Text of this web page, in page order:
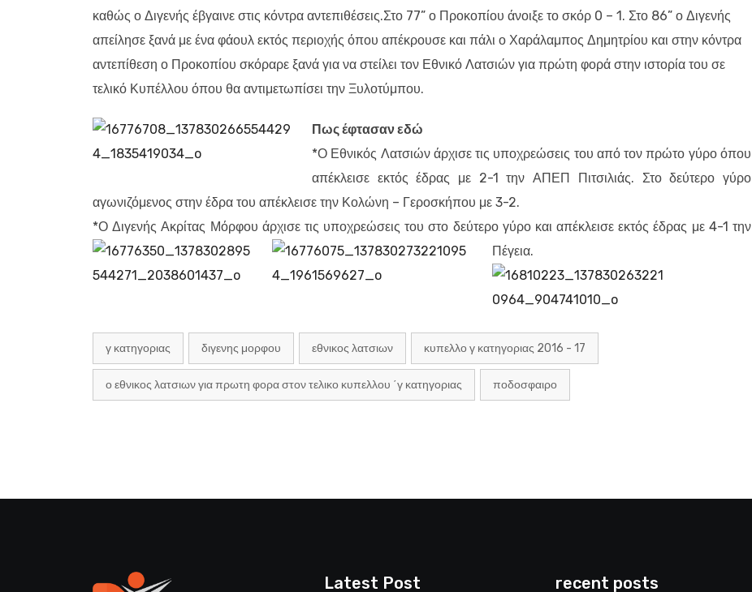
καθώς ο Διγενής έβγαινε στις κόντρα αντεπιθέσεις.Στο 77” ο Προκοπίου άνοιξε το σκόρ 0 – 1. Στο 86” ο Διγενής
απείλησε ξανά με ένα φάουλ εκτός περιοχής όπου απέκρουσε και πάλι ο Χαράλαμπος Δημητρίου και στην κόντρα
αντεπίθεση ο Προκοπίου σκόραρε ξανά για να στείλει τον Εθνικό Λατσιών για πρώτη φορά στην ιστορία του σε
τελικό Κυπέλλου όπου θα αντιμετωπίσει την Ξυλοτύμπου.
Πως έφτασαν εδώ
*Ο Εθνικός Λατσιών άρχισε τις υποχρεώσεις του από τον πρώτο γύρο όπου
απέκλεισε εκτός έδρας με 2-1 την ΑΠΕΠ Πιτσιλιάς. Στο δεύτερο γύρο
αγωνιζόμενος στην έδρα του απέκλεισε την Κολώνη – Γεροσκήπου με 3-2.
*Ο Διγενής Ακρίτας Μόρφου άρχισε τις υποχρεώσεις του στο δεύτερο γύρο και απέκλεισε εκτός έδρας με 4-1 την
Πέγεια.
γ κατηγοριας διγενης μορφου εθνικος λατσιων κυπελλο γ κατηγοριας 2016 - 17
ο εθνικος λατσιων για πρωτη φορα στον τελικο κυπελλου ΄γ κατηγοριας ποδοσφαιρο
Latest Post recent posts